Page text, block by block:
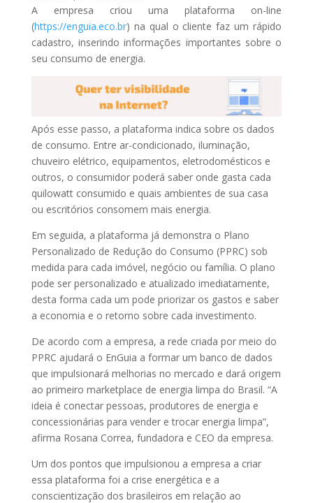
A empresa criou uma plataforma on-line
(https://enguia.eco.br) na qual o cliente faz um rápido
cadastro, inserindo informações importantes sobre o
seu consumo de energia.
Após esse passo, a plataforma indica sobre os dados
de consumo. Entre ar-condicionado, iluminação,
chuveiro elétrico, equipamentos, eletrodomésticos e
outros, o consumidor poderá saber onde gasta cada
quilowatt consumido e quais ambientes de sua casa
ou escritórios consomem mais energia.
Em seguida, a plataforma já demonstra o Plano
Personalizado de Redução do Consumo (PPRC) sob
medida para cada imóvel, negócio ou família. O plano
pode ser personalizado e atualizado imediatamente,
desta forma cada um pode priorizar os gastos e saber
a economia e o retorno sobre cada investimento.
De acordo com a empresa, a rede criada por meio do
PPRC ajudará o EnGuia a formar um banco de dados
que impulsionará melhorias no mercado e dará origem
ao primeiro marketplace de energia limpa do Brasil. “A
ideia é conectar pessoas, produtores de energia e
concessionárias para vender e trocar energia limpa”,
afirma Rosana Correa, fundadora e CEO da empresa.
Um dos pontos que impulsionou a empresa a criar
essa plataforma foi a crise energética e a
conscientização dos brasileiros em relação ao